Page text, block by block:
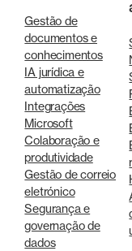
Gestão de
documentos e
conhecimentos
IA jurídica e
automatização
Integrações
Microsoft
Colaboração e
produtividade
Gestão de correio
eletrónico
Segurança e
governação de
dados